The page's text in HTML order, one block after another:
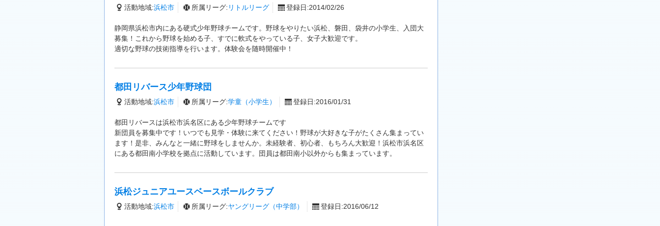
活動地域:浜松市 所属リーグ: リトルリーグ 登録日:2014/02/26
静岡県浜松市内にある硬式少年野球チームです。野球をやりたい浜松、磐田、袋井の小学生、入団大
募集！これから野球を始める子、すでに軟式をやっている子、女子大歓迎です。
適切な野球の技術指導を行います。体験会を随時開催中！
都田リバース少年野球団
活動地域:浜松市 所属リーグ:学童（小学生） 登録日:2016/01/31
都田リバースは浜松市浜名区にある少年野球チームです
新団員を募集中です！いつでも見学・体験に来てください！野球が大好きな子がたくさん集まってい
ます！是非、みんなと一緒に野球をしませんか。未経験者、初心者、もちろん大歓迎！浜松市浜名区
にある都田南小学校を拠点に活動しています。団員は都田南小以外からも集まっています。
浜松ジュニアユースベースボールクラブ
活動地域:浜松市 所属リーグ:ヤングリーグ（中学部） 登録日:2016/06/12